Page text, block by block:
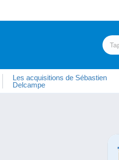
Les acquisitions de Sébastien
Delcampe